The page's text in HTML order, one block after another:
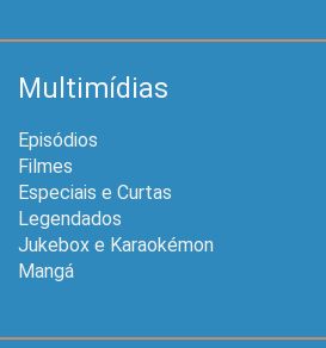
Multimídias
Episódios
Filmes
Especiais e Curtas
Legendados
Jukebox e Karaokémon
Mangá